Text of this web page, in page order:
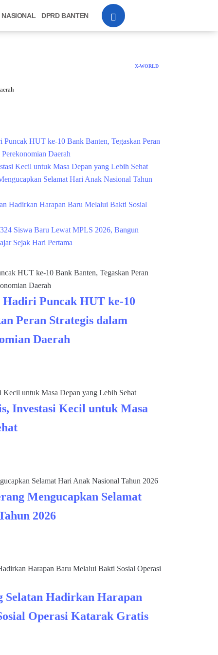
NASIONAL DPRD BANTEN
X-WORLD
HUT ke-10 Bank Banten, Tegaskan Peran
Daerah
Kecil untuk Masa Depan yang Lebih Sehat
Selamat Hari Anak Nasional Tahun
Hadirkan Harapan Baru Melalui Bakti Sosial
Siswa Baru Lewat MPLS 2026, Bangun
Sejak Hari Pertama
Puncak HUT ke-10
Peran Strategis dalam
Daerah
Investasi Kecil untuk Masa
Mengucapkan Selamat
2026
Selatan Hadirkan Harapan
Operasi Katarak Gratis